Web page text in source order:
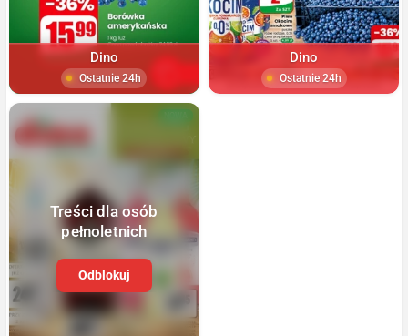
Dino
Ostatnie 24h
Dino
Ostatnie 24h
Treści dla osób
pełnoletnich
Odblokuj